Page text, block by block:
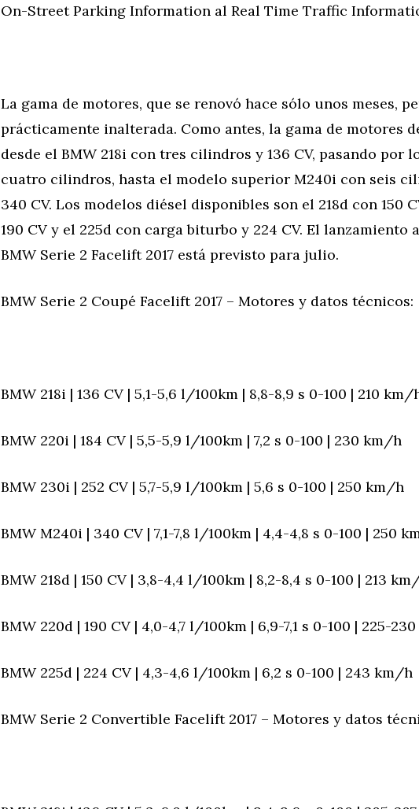
On-Street Parking Information al Real Time Traffic
La gama de motores, que se renovó hace sólo unos meses,
prácticamente inalterada. Como antes, la gama de motores
desde el BMW 218i con tres cilindros y 136 CV, pasando por
cuatro cilindros, hasta el modelo superior M240i con seis
340 CV. Los modelos diésel disponibles son el 218d con 150
190 CV y el 225d con carga biturbo y 224 CV. El lanzamiento
BMW Serie 2 Facelift 2017 está previsto para julio.
BMW Serie 2 Coupé Facelift 2017 – Motores y datos técnicos:
BMW 218i | 136 CV | 5,1-5,6 l/100km | 8,8-8,9 s 0-100 | 210 km/
BMW 220i | 184 CV | 5,5-5,9 l/100km | 7,2 s 0-100 | 230 km/h
BMW 230i | 252 CV | 5,7-5,9 l/100km | 5,6 s 0-100 | 250 km/h
BMW M240i | 340 CV | 7,1-7,8 l/100km | 4,4-4,8 s 0-100 | 250
BMW 218d | 150 CV | 3,8-4,4 l/100km | 8,2-8,4 s 0-100 | 213
BMW 220d | 190 CV | 4,0-4,7 l/100km | 6,9-7,1 s 0-100 | 225-
BMW 225d | 224 CV | 4,3-4,6 l/100km | 6,2 s 0-100 | 243 km/h
BMW Serie 2 Convertible Facelift 2017 – Motores y datos